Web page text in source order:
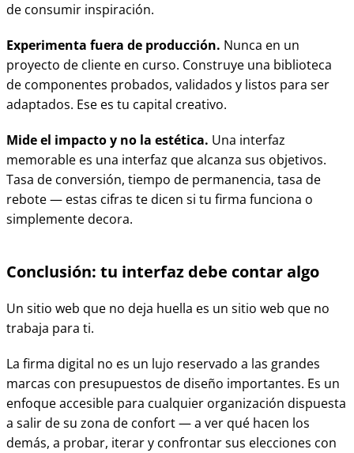
de consumir inspiración.
Experimenta fuera de producción. Nunca en un
proyecto de cliente en curso. Construye una biblioteca
de componentes probados, validados y listos para ser
adaptados. Ese es tu capital creativo.
Mide el impacto y no la estética. Una interfaz
memorable es una interfaz que alcanza sus objetivos.
Tasa de conversión, tiempo de permanencia, tasa de
rebote — estas cifras te dicen si tu firma funciona o
simplemente decora.
Conclusión: tu interfaz debe contar algo
Un sitio web que no deja huella es un sitio web que no
trabaja para ti.
La firma digital no es un lujo reservado a las grandes
marcas con presupuestos de diseño importantes. Es un
enfoque accesible para cualquier organización dispuesta
a salir de su zona de confort — a ver qué hacen los
demás, a probar, iterar y confrontar sus elecciones con